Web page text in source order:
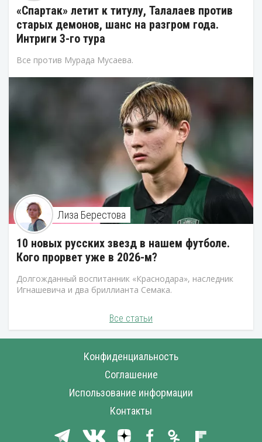
«Спартак» летит к титулу, Талалаев против
старых демонов, шанс на разгром года.
Интриги 3-го тура
Все против Мурада Мусаева.
Лиза Берестова
10 новых русских звезд в нашем футболе.
Кого прорвет уже в 2026-м?
Долгожданный воспитанник «Краснодара», наследник
Игнашевича и два бриллианта Семака.
Все статьи
Конфиденциальность
Соглашение
Использование информации
Контакты